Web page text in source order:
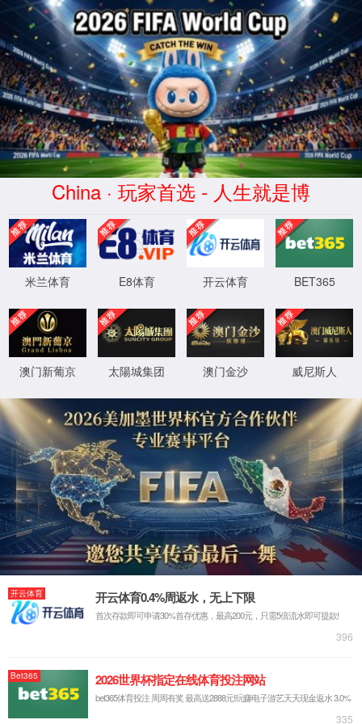
美加墨世界杯(mjm)官方网站-2026
World Cup
服务器错误
404 - 找不到文件或目录。
您要查找的资源可能已被删除，已更改名称或者暂时不可用。
XML 地图